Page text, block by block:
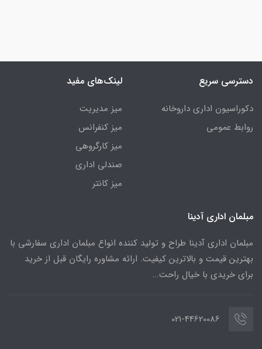
دسترسی سریع
دکوراسیون اداری داروخانه
روابط عمومی
لینک‌های مفید
میز مدیریت
میز کنفرانس
میز کارگروهی
صندلی اداری
میز کانتر
مبلمان اداری آدینا
مبلمان اداری آدینا طراح و تولید کننده انواع مبلمان اداری سفارشی با
بهترین قیمت و بالاترین کیفیت. ارائه مشاوره رایگان قبل از خرید
برای خریدی با خیال راحت...
021-44620086